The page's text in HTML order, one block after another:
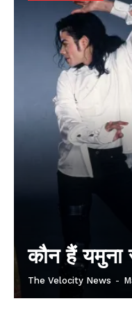
कौन हैं यमुना
The Velocity News -